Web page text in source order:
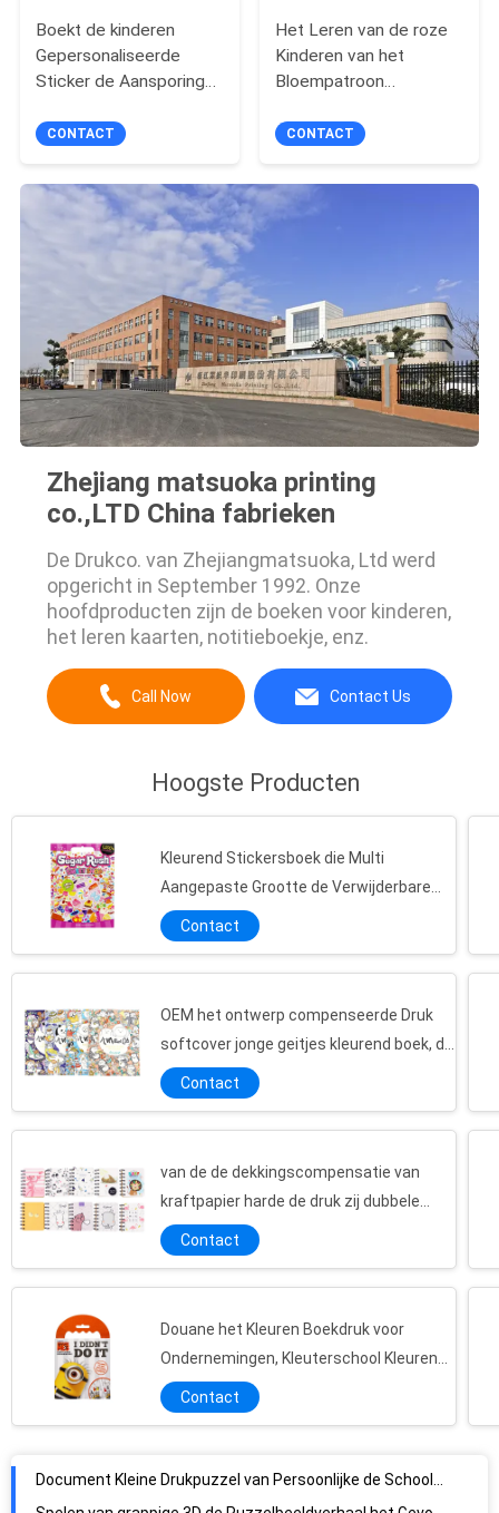
Boekt de kinderen
Gepersonaliseerde
Sticker de Aansporing
Drukbeloning
CONTACT
Het Leren van de roze
Kinderen van het
Bloempatroon
Gebeddoel
CONTACT
Zhejiang matsuoka printing
co.,LTD China fabrieken
De Drukco. van Zhejiangmatsuoka, Ltd werd
opgericht in September 1992. Onze
hoofdproducten zijn de boeken voor kinderen,
het leren kaarten, notitieboekje, enz.
Call Now Contact Us
Hoogste Producten
Kleurend Stickersboek die Multi
Aangepaste Grootte de Verwijderbare
van 4 " X8 drukken“
Contact
OEM het ontwerp compenseerde Druk
softcover jonge geitjes kleurend boek, de
druktekening van het kleurenboek
Contact
van de de dekkingscompensatie van
kraftpapier harde de druk zij dubbele
spiraal - de verbindende dienst van de
boekdruk
Contact
Douane het Kleuren Boekdruk voor
Ondernemingen, Kleuterschool Kleurende
Pagina's
Contact